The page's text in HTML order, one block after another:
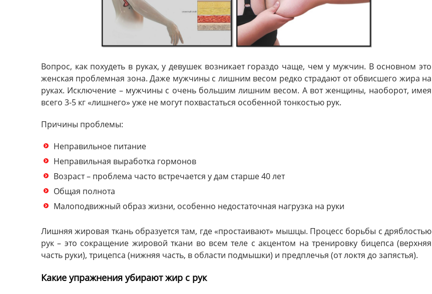
Вопрос, как похудеть в руках, у девушек возникает гораздо чаще, чем у мужчин. В основном это
женская проблемная зона. Даже мужчины с лишним весом редко страдают от обвисшего жира на
руках. Исключение – мужчины с очень большим лишним весом. А вот женщины, наоборот, имея
всего 3-5 кг «лишнего» уже не могут похвастаться особенной тонкостью рук.
Причины проблемы:
Неправильное питание
Неправильная выработка гормонов
Возраст – проблема часто встречается у дам старше 40 лет
Общая полнота
Малоподвижный образ жизни, особенно недостаточная нагрузка на руки
Лишняя жировая ткань образуется там, где «простаивают» мышцы. Процесс борьбы с дряблостью
рук – это сокращение жировой ткани во всем теле с акцентом на тренировку бицепса (верхняя
часть руки), трицепса (нижняя часть, в области подмышки) и предплечья (от локтя до запястья).
Какие упражнения убирают жир с рук